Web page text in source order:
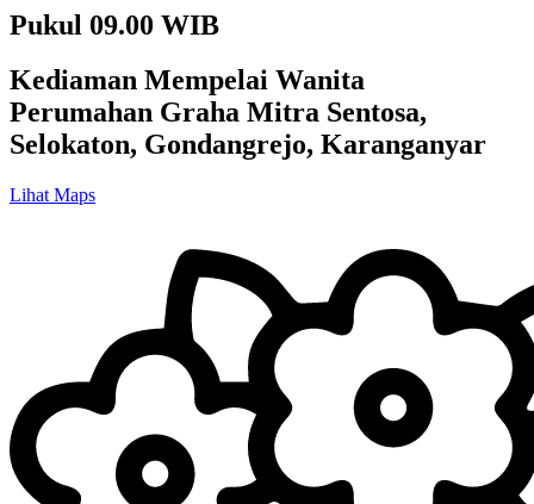
Pukul 09.00 WIB
Kediaman Mempelai Wanita
Perumahan Graha Mitra Sentosa,
Selokaton, Gondangrejo, Karanganyar
Lihat Maps